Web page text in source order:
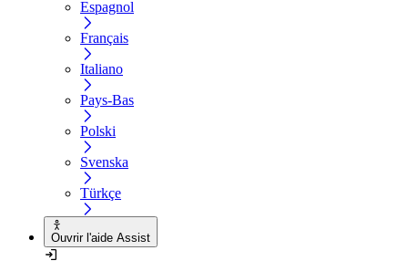
Espagnol
Français
Italiano
Pays-Bas
Polski
Svenska
Türkçe
Ouvrir l'aide Assist